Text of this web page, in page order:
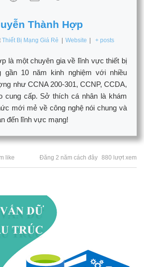
Thành Hợp
Thiết Bị Mạng Giá Rẻ | Website | + posts
là một chuyên gia về lĩnh vực thiết bị
gần 10 năm kinh nghiệm với nhiều
như CCNA 200-301, CCNP, CCDA,
cung cấp. Sở thích cá nhân là khám
mới mẻ về công nghệ nói chung và
đến lĩnh vực mạng!
like Đăng 2 năm cách đây 880 lượt xem